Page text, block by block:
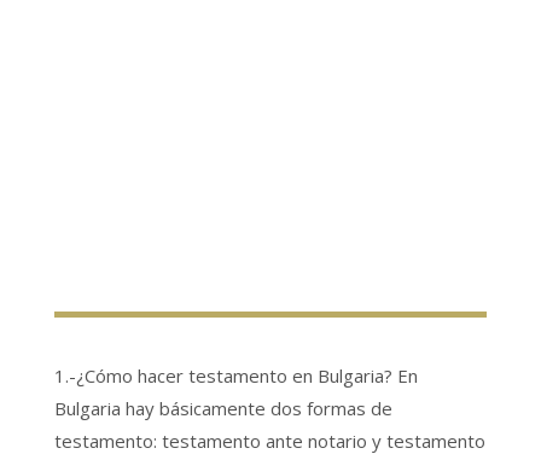
1.-¿Cómo hacer testamento en Bulgaria? En
Bulgaria hay básicamente dos formas de
testamento: testamento ante notario y testamento